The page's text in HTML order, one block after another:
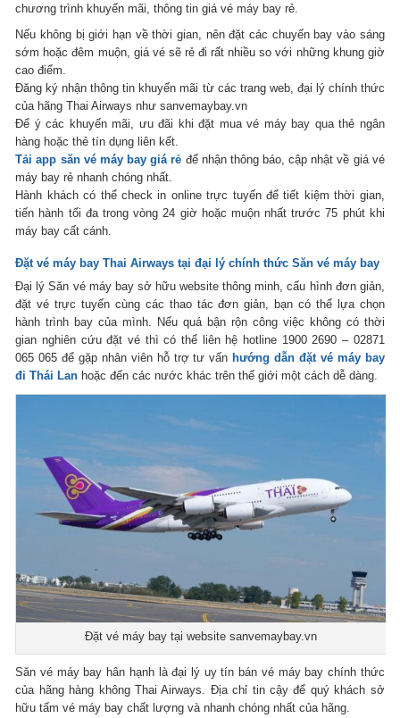
chương trình khuyến mãi, thông tin giá vé máy bay rẻ.
Nếu không bị giới hạn về thời gian, nên đặt các chuyến bay vào sáng
sớm hoặc đêm muộn, giá vé sẽ rẻ đi rất nhiều so với những khung giờ
cao điểm.
Đăng ký nhận thông tin khuyến mãi từ các trang web, đại lý chính thức
của hãng Thai Airways như sanvemaybay.vn
Để ý các khuyến mãi, ưu đãi khi đặt mua vé máy bay qua thẻ ngân
hàng hoặc thẻ tín dụng liên kết.
Tải app săn vé máy bay giá rẻ để nhận thông báo, cập nhật về giá vé
máy bay rẻ nhanh chóng nhất.
Hành khách có thể check in online trực tuyến để tiết kiệm thời gian,
tiến hành tối đa trong vòng 24 giờ hoặc muộn nhất trước 75 phút khi
máy bay cất cánh.
Đặt vé máy bay Thai Airways tại đại lý chính thức Săn vé máy bay
Đại lý Săn vé máy bay sở hữu website thông minh, cấu hình đơn giản,
đặt vé trực tuyến cùng các thao tác đơn giản, bạn có thể lựa chọn
hành trình bay của mình. Nếu quá bận rộn công việc không có thời
gian nghiên cứu đặt vé thì có thể liên hệ hotline 1900 2690 – 02871
065 065 để gặp nhân viên hỗ trợ tư vấn hướng dẫn đặt vé máy bay
đi Thái Lan hoặc đến các nước khác trên thế giới một cách dễ dàng.
Đặt vé máy bay tại website sanvemaybay.vn
Săn vé máy bay hân hạnh là đại lý uy tín bán vé máy bay chính thức
của hãng hàng không Thai Airways. Địa chỉ tin cậy để quý khách sở
hữu tấm vé máy bay chất lượng và nhanh chóng nhất của hãng.